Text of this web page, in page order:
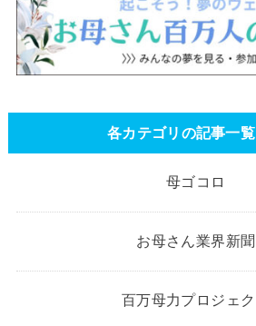
各カテゴリの記事一
母ゴコロ
お母さん業界新聞
百万母力プロジェク